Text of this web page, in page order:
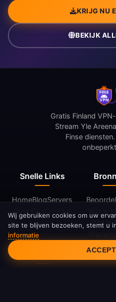
KRIJG NU
BEKIJK
Snelle Links
HomeBlogServers
Over Ons
Contact
Wat is
Wat is
Gratis Finland
Stream Yle
Finse
Cookietoestemming
Wij gebruiken cookies om uw
site te blijven bezoeken, stemt u
informatie